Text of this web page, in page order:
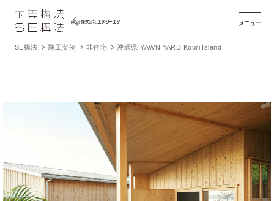
メニュー
SE構法 施工実例 非住宅 沖縄県 YAWN YARD Kouri Island